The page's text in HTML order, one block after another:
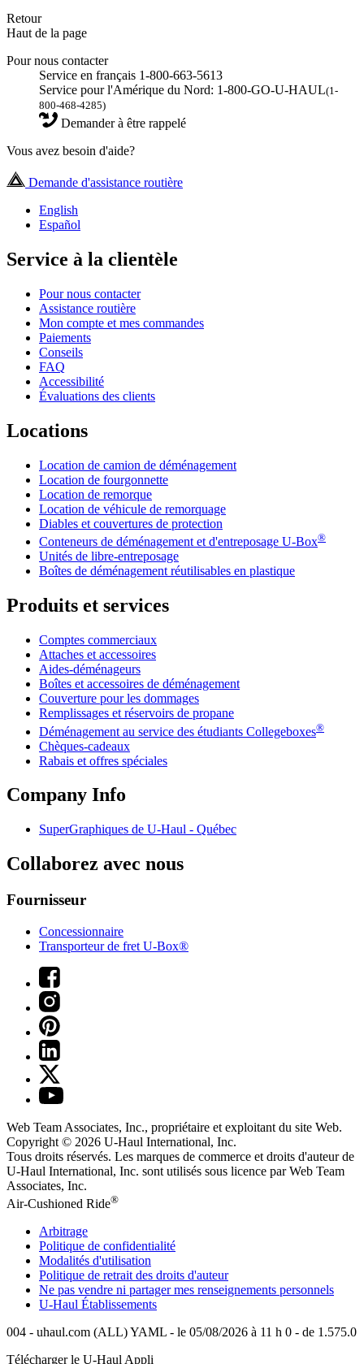
Retour
Haut de la page
Pour nous contacter
Service en français 1-800-663-5613
Service pour l'Amérique du Nord: 1-800-GO-U-HAUL(1-
800-468-4285)
Demander à être rappelé
Vous avez besoin d'aide?
Demande d'assistance routière
English
Español
Service à la clientèle
Pour nous contacter
Assistance routière
Mon compte et mes commandes
Paiements
Conseils
FAQ
Accessibilité
Évaluations des clients
Locations
Location de camion de déménagement
Location de fourgonnette
Location de remorque
Location de véhicule de remorquage
Diables et couvertures de protection
Conteneurs de déménagement et d'entreposage U-Box®
Unités de libre-entreposage
Boîtes de déménagement réutilisables en plastique
Produits et services
Comptes commerciaux
Attaches et accessoires
Aides-déménageurs
Boîtes et accessoires de déménagement
Couverture pour les dommages
Remplissages et réservoirs de propane
Déménagement au service des étudiants Collegeboxes®
Chèques-cadeaux
Rabais et offres spéciales
Company Info
SuperGraphiques de U-Haul - Québec
Collaborez avec nous
Fournisseur
Concessionnaire
Transporteur de fret U-Box®
Web Team Associates, Inc., propriétaire et exploitant du site Web.
Copyright © 2026 U-Haul International, Inc.
Tous droits réservés. Les marques de commerce et droits d'auteur de
U-Haul International, Inc. sont utilisés sous licence par Web Team
Associates, Inc.
Air-Cushioned Ride®
Arbitrage
Politique de confidentialité
Modalités d'utilisation
Politique de retrait des droits d'auteur
Ne pas vendre ni partager mes renseignements personnels
U-Haul Établissements
004 - uhaul.com (ALL) YAML - le 05/08/2026 à 11 h 0 - de 1.575.0
Télécharger le U-Haul Appli